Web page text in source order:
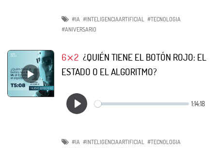
#IA #INTELIGENCIAARTIFICIAL
#TECNOLOGIA
#ANIVERSARIO
6⨯2 ¿QUIÉN TIENE EL BOTÓN ROJO: EL
ESTADO O EL ALGORITMO?
#IA #INTELIGENCIAARTIFICIAL #TECNOLOGIA